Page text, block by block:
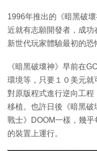
1996年推出的《暗黑破
近就有志願開發者，成
新世代玩家體驗最初的恐
《暗黑破壞神》早前在
環境等，只要１０美元
對原版程式進行逆向工程
移植。也許日後《暗黑
戰士》DOOM一樣，幾
的裝置上運行。